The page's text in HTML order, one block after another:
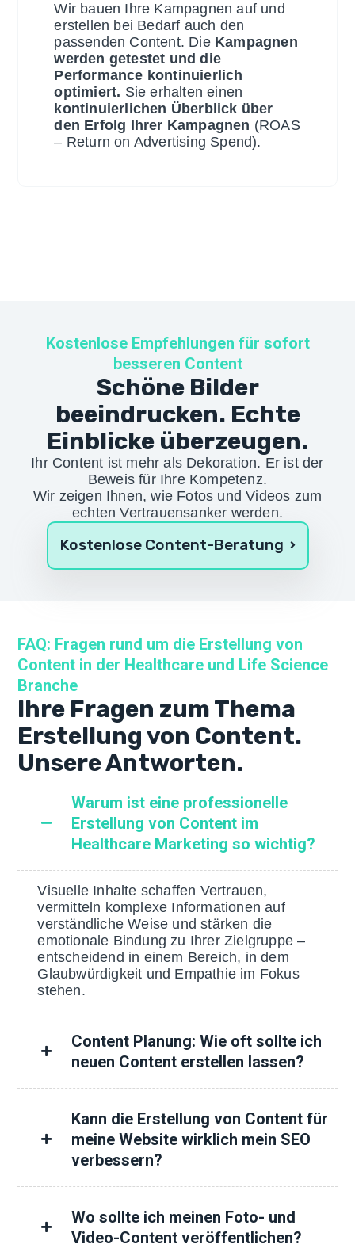
Wir bauen Ihre Kampagnen auf und
erstellen bei Bedarf auch den
passenden Content. Die Kampagnen
werden getestet und die
Performance kontinuierlich
optimiert. Sie erhalten einen
kontinuierlichen Überblick über
den Erfolg Ihrer Kampagnen (ROAS
– Return on Advertising Spend).
Kostenlose Empfehlungen für sofort
besseren Content
Schöne Bilder
beeindrucken. Echte
Einblicke überzeugen.
Ihr Content ist mehr als Dekoration. Er ist der
Beweis für Ihre Kompetenz.
Wir zeigen Ihnen, wie Fotos und Videos zum
echten Vertrauensanker werden.
Kostenlose Content-Beratung
FAQ: Fragen rund um die Erstellung von
Content in der Healthcare und Life Science
Branche
Ihre Fragen zum Thema
Erstellung von Content.
Unsere Antworten.
Warum ist eine professionelle
Erstellung von Content im
Healthcare Marketing so wichtig?
Visuelle Inhalte schaffen Vertrauen,
vermitteln komplexe Informationen auf
verständliche Weise und stärken die
emotionale Bindung zu Ihrer Zielgruppe –
entscheidend in einem Bereich, in dem
Glaubwürdigkeit und Empathie im Fokus
stehen.
Content Planung: Wie oft sollte ich
neuen Content erstellen lassen?
Kann die Erstellung von Content für
meine Website wirklich mein SEO
verbessern?
Wo sollte ich meinen Foto- und
Video-Content veröffentlichen?